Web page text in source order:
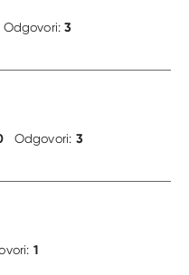
Odgovori:3
Odgovori: 3
1